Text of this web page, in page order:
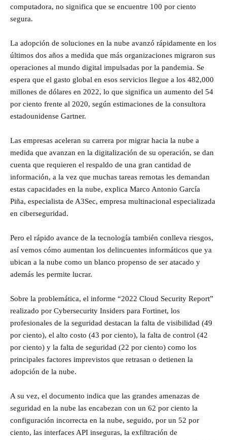
computadora, no significa que se encuentre 100 por ciento
segura.
La adopción de soluciones en la nube avanzó rápidamente en los
últimos dos años a medida que más organizaciones migraron sus
operaciones al mundo digital impulsadas por la pandemia. Se
espera que el gasto global en esos servicios llegue a los 482,000
millones de dólares en 2022, lo que significa un aumento del 54
por ciento frente al 2020, según estimaciones de la consultora
estadounidense Gartner.
Las empresas aceleran su carrera por migrar hacia la nube a
medida que avanzan en la digitalización de su operación, se dan
cuenta que requieren el respaldo de una gran cantidad de
información, a la vez que muchas tareas remotas les demandan
estas capacidades en la nube, explica Marco Antonio García
Piña, especialista de A3Sec, empresa multinacional especializada
en ciberseguridad.
Pero el rápido avance de la tecnología también conlleva riesgos,
así vemos cómo aumentan los delincuentes informáticos que ya
ubican a la nube como un blanco propenso de ser atacado y
además les permite lucrar.
Sobre la problemática, el informe “2022 Cloud Security Report”
realizado por Cybersecurity Insiders para Fortinet, los
profesionales de la seguridad destacan la falta de visibilidad (49
por ciento), el alto costo (43 por ciento), la falta de control (42
por ciento) y la falta de seguridad (22 por ciento) como los
principales factores imprevistos que retrasan o detienen la
adopción de la nube.
A su vez, el documento indica que las grandes amenazas de
seguridad en la nube las encabezan con un 62 por ciento la
configuración incorrecta en la nube, seguido, por un 52 por
ciento, las interfaces API inseguras, la exfiltración de